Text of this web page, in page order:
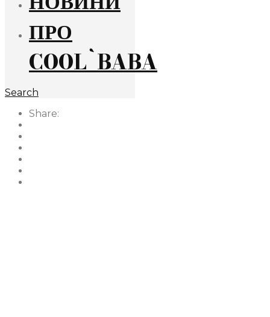
ПРО
COOL`BABA
Search
Share: